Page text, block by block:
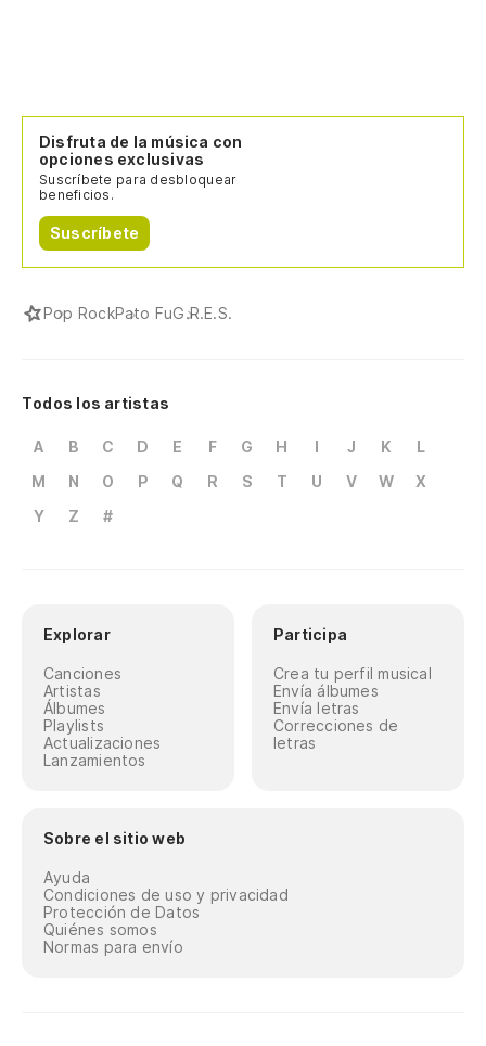
Disfruta de la música con
opciones exclusivas
Suscríbete para desbloquear
beneficios.
Suscríbete
Pop RockPato FuG.R.E.S.
Todos los artistas
A B C D E F G H I J K
L
M
N O P Q R S T U V W
X
Y
Z #
Explorar
Canciones
Artistas
Álbumes
Playlists
Actualizaciones
Lanzamientos
Participa
Crea tu perfil musical
Envía álbumes
Envía letras
Correcciones de
letras
Sobre el sitio web
Ayuda
Condiciones de uso y privacidad
Protección de Datos
Quiénes somos
Normas para envío